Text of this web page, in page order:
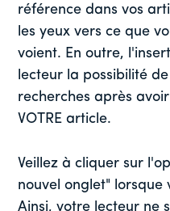
référence dans vos
les yeux vers ce que
voient. En outre,
lecteur la possibilité
recherches après
VOTRE article.
Veillez à cliquer sur
nouvel onglet" lorsque
Ainsi, votre lecteur ne